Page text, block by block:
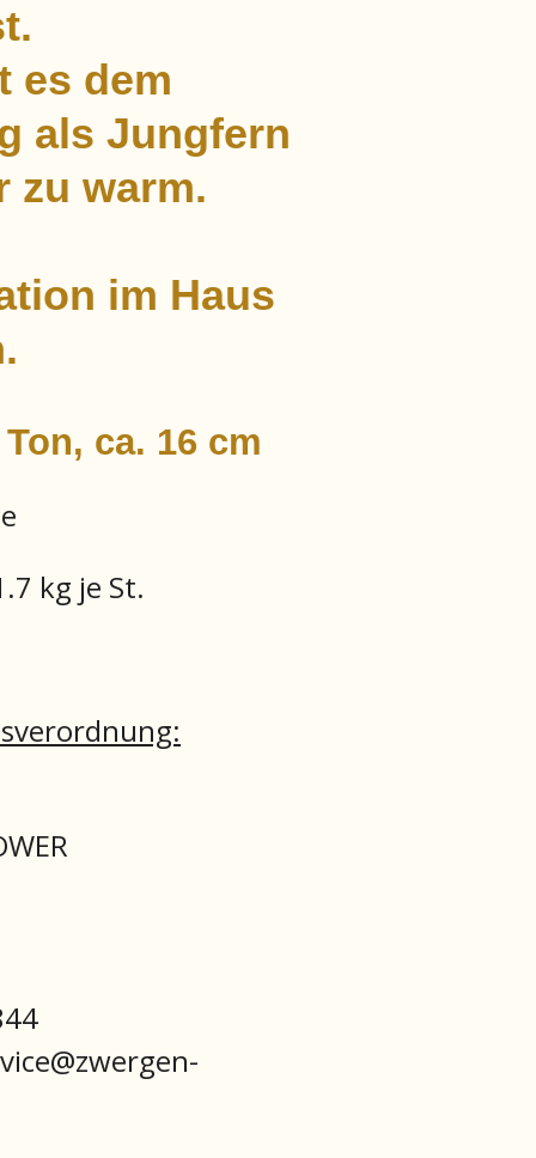
es dem
als Jungfern
zu warm.
im Haus
ca. 16 cm
kg je St.